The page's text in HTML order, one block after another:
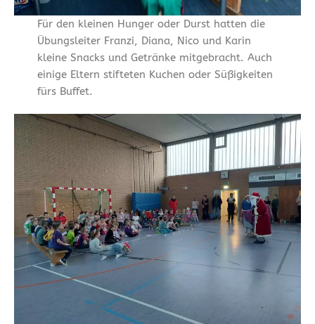
Für den kleinen Hunger oder Durst hatten die
Übungsleiter Franzi, Diana, Nico und Karin
kleine Snacks und Getränke mitgebracht. Auch
einige Eltern stifteten Kuchen oder Süßigkeiten
fürs Buffet.